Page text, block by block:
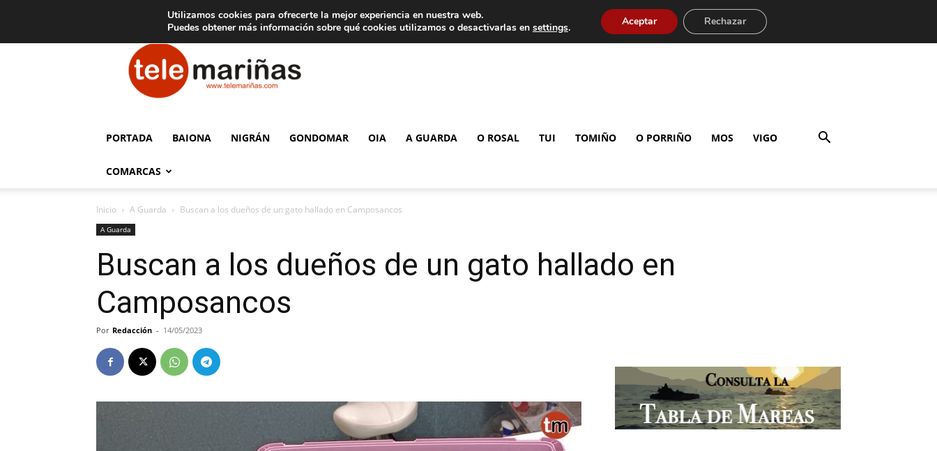
Aviso legal Tarifas de publicidad
Telemariñas
PORTADA BAIONA NIGRÁN GONDOMAR OIA A GUARDA O ROSAL TUI TOMIÑO O PORRIÑO MOS VIGO
COMARCAS
Inicio A Guarda Buscan a los dueños de un gato hallado en Camposancos
A Guarda
Buscan a los dueños de un gato hallado en
Camposancos
Por Redacción - 14/05/2023
Utilizamos cookies para ofrecerte la mejor experiencia en nuestra web.
Puedes obtener más información sobre qué cookies utilizamos o desactivarlas en settings. Aceptar Rechazar